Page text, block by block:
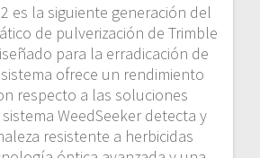
es la siguiente generación del
de pulverización de Trimble
para la erradicación de
ofrece un rendimiento
respecto a las soluciones
WeedSeeker detecta y
resistente a herbicidas